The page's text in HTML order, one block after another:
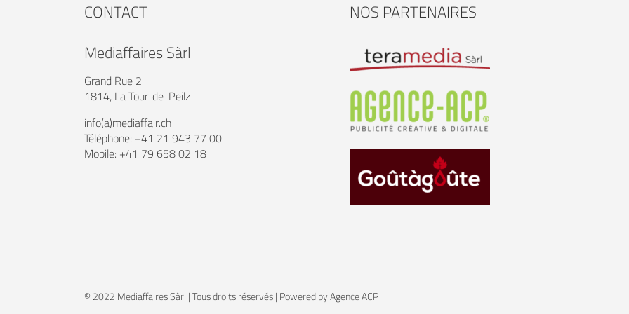
CONTACT
Mediaffaires Sàrl
Grand Rue 2
1814, La Tour-de-Peilz
info(a)mediaffair.ch
Téléphone: +41 21 943 77 00
Mobile: +41 79 658 02 18
NOS PARTENAIRES
© 2022 Mediaffaires Sàrl | Tous droits réservés | Powered byAgence ACP